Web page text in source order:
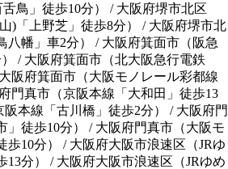
鳥」徒歩10分） / 大阪府堺市北区
)「上野芝」徒歩8分） / 大阪府堺市北
八幡」車2分） / 大阪府箕面市（阪急
/ 大阪府箕面市（北大阪急行電鉄
阪府箕面市（大阪モノレール彩都線
門真市（京阪本線「大和田」徒歩13
本線「古川橋」徒歩2分） / 大阪府門
」徒歩10分） / 大阪府門真市（大阪モ
歩10分） / 大阪府大阪市浪速区（JRゆ
13分） / 大阪府大阪市浪速区（JRゆめ